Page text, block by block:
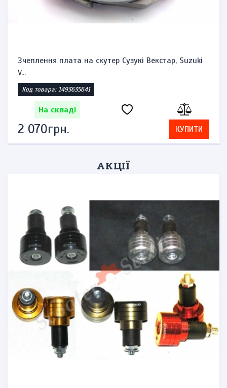
Зчеплення плата на скутер Сузукі Векстар, Suzuki
V...
Код товара: 1493635641
На складі
2 070грн. КУПИТИ
АКЦІЇ